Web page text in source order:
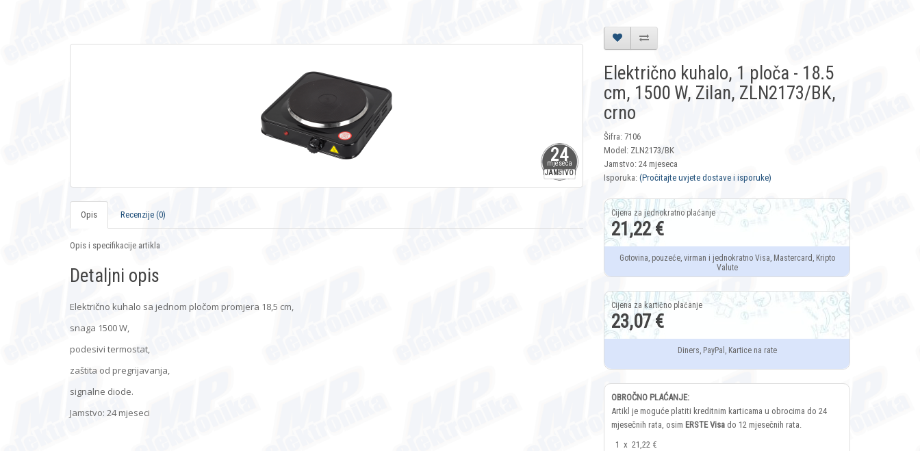
24
mjeseca
JAMSTVO
Opis Recenzije (0)
Opis i specifikacije artikla
Detaljni opis
Električno kuhalo sa jednom pločom promjera 18,5 cm,
snaga 1500 W,
podesivi termostat,
zaštita od pregrijavanja,
signalne diode.
Jamstvo: 24 mjeseci
Električno kuhalo, 1 ploča - 18.5
cm, 1500 W, Zilan, ZLN2173/BK,
crno
Šifra: 7106
Model: ZLN2173/BK
Jamstvo: 24 mjeseca
Isporuka: (Pročitajte uvjete dostave i isporuke)
21,22 €
Gotovina, pouzeće, virman i jednokratno Visa, Mastercard, Kripto
Valute
23,07 €
Diners, PayPal, Kartice na rate
OBROČNO PLAĆANJE:
Artikl je moguće platiti kreditnim karticama u obrocima do 24
mjesečnih rata, osim ERSTE Visa do 12 mjesečnih rata.
1 x 21,22 €